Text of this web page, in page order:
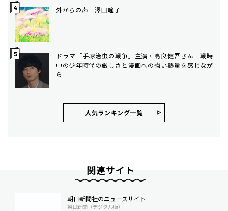
外からの声 澤田瞳子
ドラマ「手塚治虫の戦争」主演・高良健吾さん 戦時
中の少年時代の厳しさと漫画への強い熱量を感じなが
ら
人気ランキング⼀覧
関連サイト
朝日新聞社のニュースサイト
朝日新聞（デジタル版）